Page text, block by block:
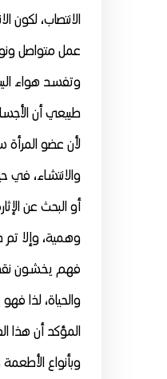
الانتصاب،
عمل متواصل
وتفسد هواء
طبيعي أن
لأن عضو المرأة
والانتشاء، في
أو البحث عن
وهمية، وإلا
فهم يخشون
والحياة، لذا
المؤكد أن هذا
وبأنواع